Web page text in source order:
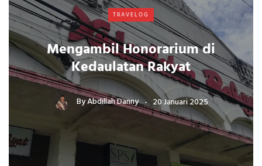
TRAVELOG
Mengambil Honorarium di
Kedaulatan Rakyat
ByAbdillah Danny 20 Januari 2025